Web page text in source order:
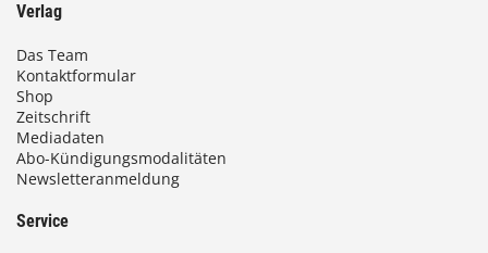
Verlag
Das Team
Kontaktformular
Shop
Zeitschrift
Mediadaten
Abo-Kündigungsmodalitäten
Newsletteranmeldung
Service